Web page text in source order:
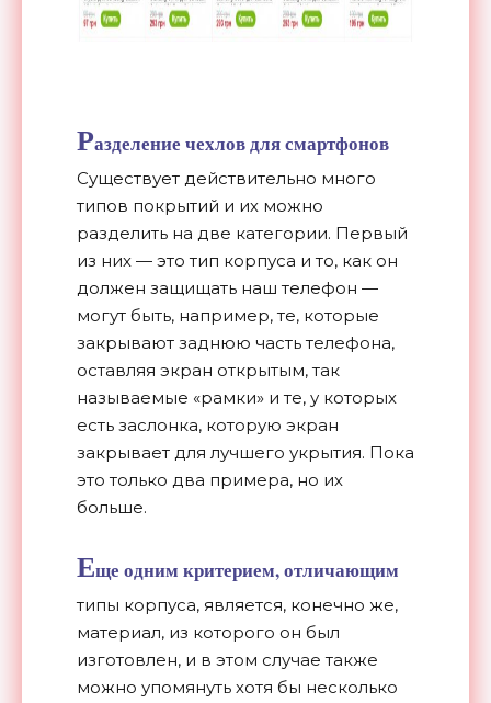
Разделение чехлов для смартфонов
Существует действительно много
типов покрытий и их можно
разделить на две категории. Первый
из них — это тип корпуса и то, как он
должен защищать наш телефон —
могут быть, например, те, которые
закрывают заднюю часть телефона,
оставляя экран открытым, так
называемые «рамки» и те, у которых
есть заслонка, которую экран
закрывает для лучшего укрытия. Пока
это только два примера, но их
больше.
Еще одним критерием, отличающим
типы корпуса, является, конечно же,
материал, из которого он был
изготовлен, и в этом случае также
можно упомянуть хотя бы несколько